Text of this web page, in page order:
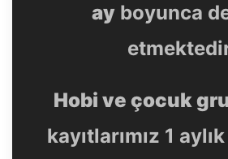
ay boyunca
Hobi ve çocuk
kayıtlarımız 1